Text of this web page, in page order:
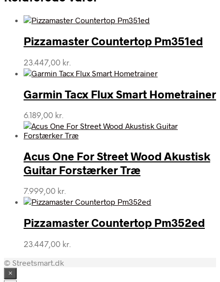
Pizzamaster Countertop Pm351ed
23.447,00 kr.
Garmin Tacx Flux Smart Hometrainer
6.189,00 kr.
Acus One For Street Wood Akustisk
Guitar Forstærker Træ
7.999,00 kr.
Pizzamaster Countertop Pm352ed
23.447,00 kr.
© Streetsmart.dk
×